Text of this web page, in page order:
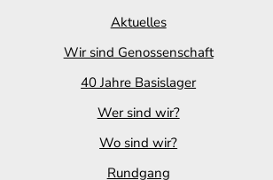
Aktuelles
Wir sind Genossenschaft
40 Jahre Basislager
Wer sind wir?
Wo sind wir?
Rundgang